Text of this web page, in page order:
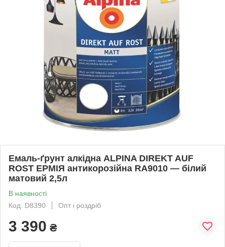
Емаль-ґрунт алкідна ALPINA DIREKT AUF
ROST ЕРМІЯ антикорозійна RA9010 — білий
матовий 2,5л
В наявності
Код: D8390
Опт і роздріб
3 390 ₴